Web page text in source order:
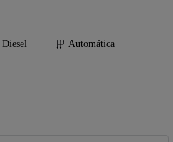
Diesel
Automática